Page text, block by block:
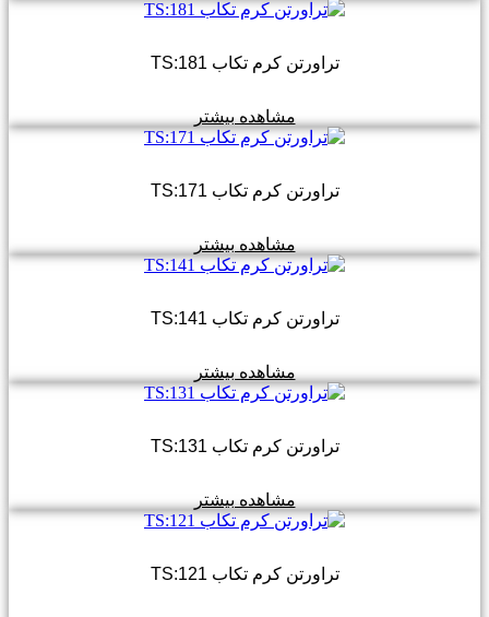
تراورتن کرم تکاب TS:181
مشاهده بیشتر
تراورتن کرم تکاب TS:171
مشاهده بیشتر
تراورتن کرم تکاب TS:141
مشاهده بیشتر
تراورتن کرم تکاب TS:131
مشاهده بیشتر
تراورتن کرم تکاب TS:121